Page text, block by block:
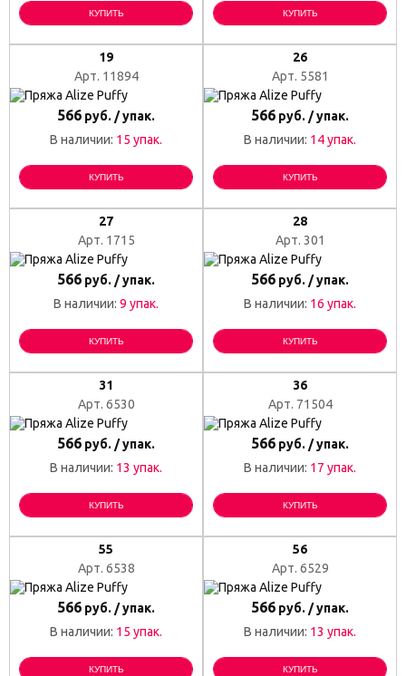
КУПИТЬ КУПИТЬ
19
Арт. 11894
566 руб. / упак.
В наличии: 15 упак.
КУПИТЬ
26
Арт. 5581
566 руб. / упак.
В наличии: 14 упак.
КУПИТЬ
27
Арт. 1715
566 руб. / упак.
В наличии: 9 упак.
КУПИТЬ
28
Арт. 301
566 руб. / упак.
В наличии: 16 упак.
КУПИТЬ
31
Арт. 6530
566 руб. / упак.
В наличии: 13 упак.
КУПИТЬ
36
Арт. 71504
566 руб. / упак.
В наличии: 17 упак.
КУПИТЬ
55
Арт. 6538
566 руб. / упак.
В наличии: 15 упак.
КУПИТЬ
56
Арт. 6529
566 руб. / упак.
В наличии: 13 упак.
КУПИТЬ